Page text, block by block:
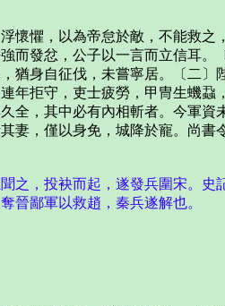
懼，以為帝怠於敵，不能救之
發忿，公子以一言而立信耳
身自征伐，未嘗寧居。〔二
拒守，吏士疲勞，甲冑生蟣蝨
，其中必有內相斬者。今軍
，僅以身免，城降於寵。尚書
，投袂而起，遂發兵圍宋。
晉鄙軍以救趙，秦兵遂解也。